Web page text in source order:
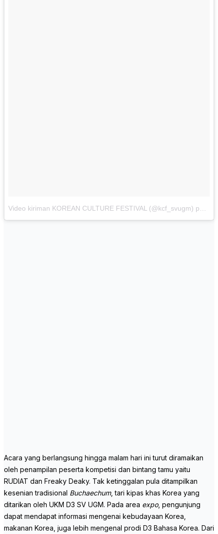
Video kiriman KOREAN CULTURE FESTIVAL (@kcf_svugm) pada
Acara yang berlangsung hingga malam hari ini turut diramaikan
oleh penampilan peserta kompetisi dan bintang tamu yaitu
RUDIAT dan Freaky Deaky. Tak ketinggalan pula ditampilkan
kesenian tradisional Buchaechum, tari kipas khas Korea yang
ditarikan oleh UKM D3 SV UGM. Pada area expo, pengunjung
dapat mendapat informasi mengenai kebudayaan Korea,
makanan Korea, juga lebih mengenal prodi D3 Bahasa Korea. Dari